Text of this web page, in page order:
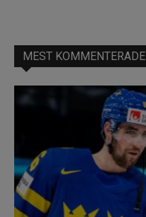
MEST KOMMENTERADE